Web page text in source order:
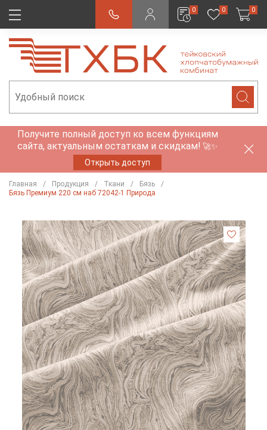
0 0 0
Получите полный доступ ко всем функциям
сайта, актуальным остаткам и скидкам! 🚀✨
Открыть доступ
Главная Продукция Ткани
Бязь
Бязь Премиум 220 см наб 72042-1 Природа